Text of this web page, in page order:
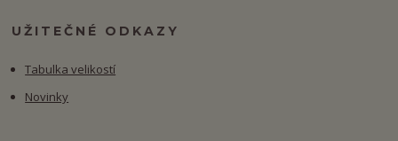
UŽITEČNÉ ODKAZY
Tabulka velikostí
Novinky